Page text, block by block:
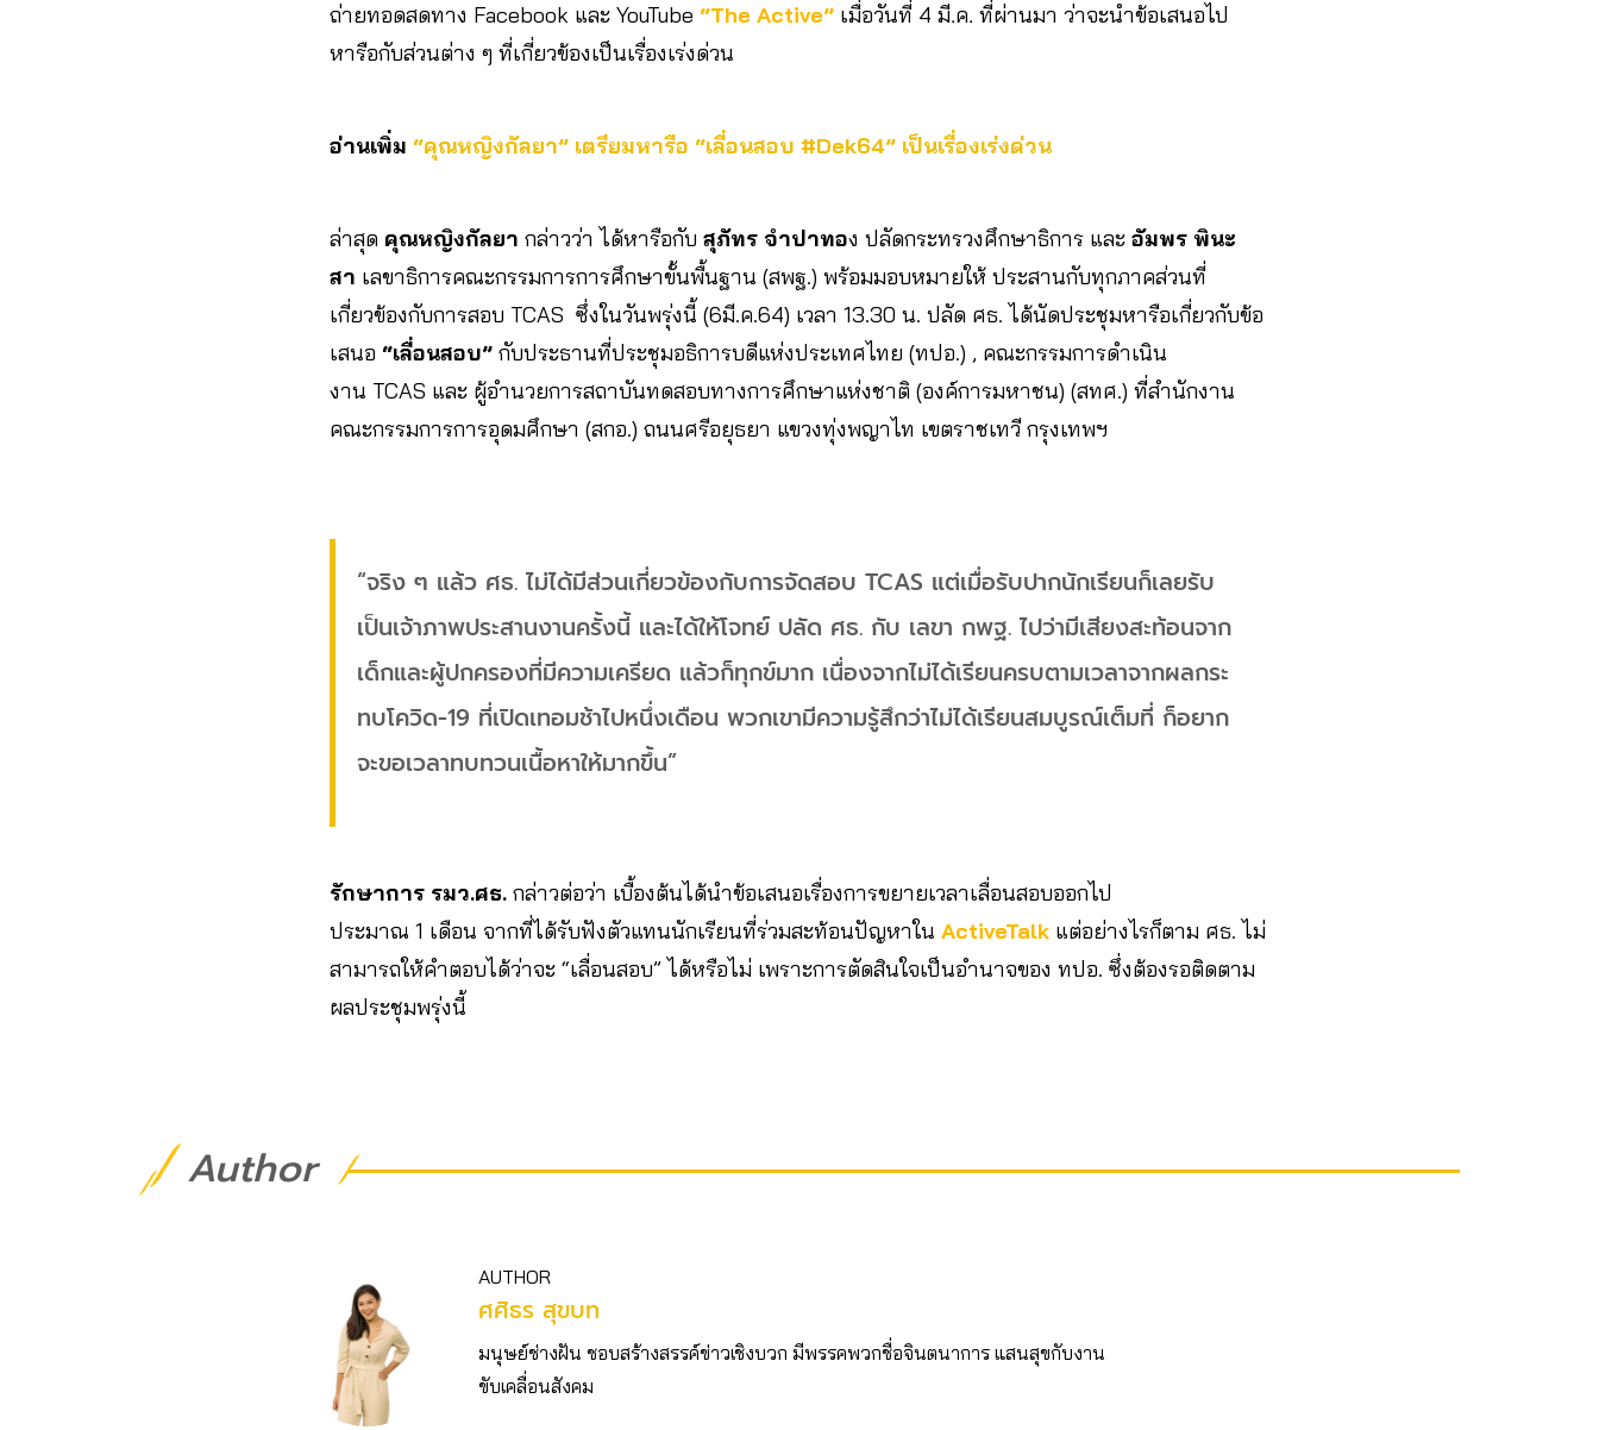
ถ่ายทอดสดทาง Facebook และ YouTube “The Active” เมื่อวันที่ 4 มี.ค. ที่ผ่านมา ว่าจะนำข้อเสนอไป
หารือกับส่วนต่าง ๆ ที่เกี่ยวข้องเป็นเรื่องเร่งด่วน
อ่านเพิ่ม “คุณหญิงกัลยา” เตรียมหารือ “เลื่อนสอบ #Dek64” เป็นเรื่องเร่งด่วน
ล่าสุด คุณหญิงกัลยา กล่าวว่า ได้หารือกับ สุภัทร จำปาทอง ปลัดกระทรวงศึกษาธิการ และ อัมพร พินะ
สา เลขาธิการคณะกรรมการการศึกษาขั้นพื้นฐาน (สพฐ.) พร้อมมอบหมายให้ ประสานกับทุกภาคส่วนที่
เกี่ยวข้องกับการสอบ TCAS ซึ่งในวันพรุ่งนี้ (6มี.ค.64) เวลา 13.30 น. ปลัด ศธ. ได้นัดประชุมหารือเกี่ยวกับข้อ
เสนอ “เลื่อนสอบ” กับประธานที่ประชุมอธิการบดีแห่งประเทศไทย (ทปอ.) , คณะกรรมการดำเนิน
งาน TCAS และ ผู้อำนวยการสถาบันทดสอบทางการศึกษาแห่งชาติ (องค์การมหาชน) (สทศ.) ที่สำนักงาน
คณะกรรมการการอุดมศึกษา (สกอ.) ถนนศรีอยุธยา แขวงทุ่งพญาไท เขตราชเทวี กรุงเทพฯ
“จริง ๆ แล้ว ศธ. ไม่ได้มีส่วนเกี่ยวข้องกับการจัดสอบ TCAS แต่เมื่อรับปากนักเรียนก็เลยรับ
เป็นเจ้าภาพประสานงานครั้งนี้ และได้ให้โจทย์ ปลัด ศธ. กับ เลขา กพฐ. ไปว่ามีเสียงสะท้อนจาก
เด็กและผู้ปกครองที่มีความเครียด แล้วก็ทุกข์มาก เนื่องจากไม่ได้เรียนครบตามเวลาจากผลกระ
ทบโควิด-19 ที่เปิดเทอมช้าไปหนึ่งเดือน พวกเขามีความรู้สึกว่าไม่ได้เรียนสมบูรณ์เต็มที่ ก็อยาก
จะขอเวลาทบทวนเนื้อหาให้มากขึ้น”
รักษาการ รมว.ศธ. กล่าวต่อว่า เบื้องต้นได้นำข้อเสนอเรื่องการขยายเวลาเลื่อนสอบออกไป
ประมาณ 1 เดือน จากที่ได้รับฟังตัวแทนนักเรียนที่ร่วมสะท้อนปัญหาใน ActiveTalk แต่อย่างไรก็ตาม ศธ. ไม่
สามารถให้คำตอบได้ว่าจะ “เลื่อนสอบ” ได้หรือไม่ เพราะการตัดสินใจเป็นอำนาจของ ทปอ. ซึ่งต้องรอติดตาม
ผลประชุมพรุ่งนี้
Author
AUTHOR
ศศิธร สุขบท
มนุษย์ช่างฝัน ชอบสร้างสรรค์ข่าวเชิงบวก มีพรรคพวกชื่อจินตนาการ แสนสุขกับงาน
ขับเคลื่อนสังคม